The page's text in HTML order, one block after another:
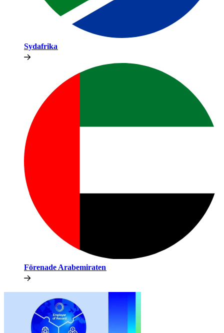
Sydafrika​​
Förenade Arabemiraten​​